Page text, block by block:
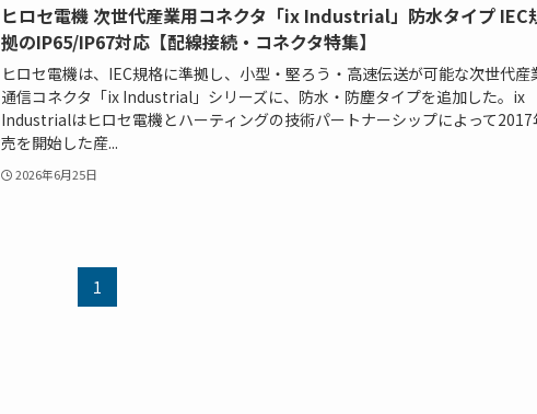
ヒロセ電機 次世代産業用コネクタ「ix Industrial」防水タイプ IEC
拠のIP65/IP67対応【配線接続・コネクタ特集】
ヒロセ電機は、IEC規格に準拠し、小型・堅ろう・高速伝送が可能な次世代産
通信コネクタ「ix Industrial」シリーズに、防水・防塵タイプを追加した。ix
Industrialはヒロセ電機とハーティングの技術パートナーシップによって2017
売を開始した産...
2026年6月25日
1